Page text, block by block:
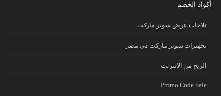
أكواد الخصم
ثلاجات عرض سوبر ماركت
تجهيزات سوبر ماركت في مصر
الريح من الانترنت
Promo Code Sale